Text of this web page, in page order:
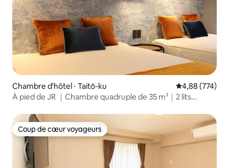
Chambre d'hôtel ⋅ Taitō-ku Évaluation
4,88 (774)
À pied de JR ｜Chambre quadruple de 35 m²｜2 lits
Coup de cœur voyageurs
Coup de cœur voyageurs